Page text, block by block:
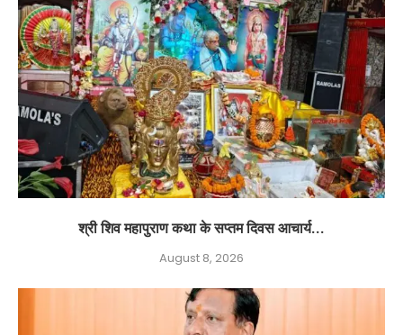
श्री शिव महापुराण कथा के सप्तम दिवस आचार्य...
August 8, 2026